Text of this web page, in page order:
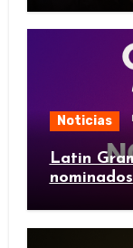
Noticias
Latin
nominados